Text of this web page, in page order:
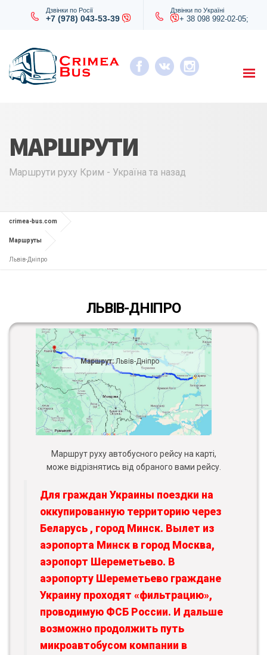
Дзвінки по Росії
+7 (978) 043-53-39
Дзвінки по Україні
+ 38 098 992-02-05;
МАРШРУТИ
Маршрути руху Крим - Україна та назад
crimea-bus.com
Маршруты
Львів-Дніпро
ЛЬВІВ-ДНІПРО
Маршрут:Львів-Дніпро
Маршрут руху автобусного рейсу на карті,
може відрізнятись від обраного вами рейсу.
Для граждан Украины поездки на
оккупированную территорию через
Беларусь , город Минск. Вылет из
аэропорта Минск в город Москва,
аэропорт Шереметьево. В
аэропорту Шереметьево граждане
Украину проходят «фильтрацию»,
проводимую ФСБ России. И дальше
возможно продолжить путь
микроавтобусом компании в